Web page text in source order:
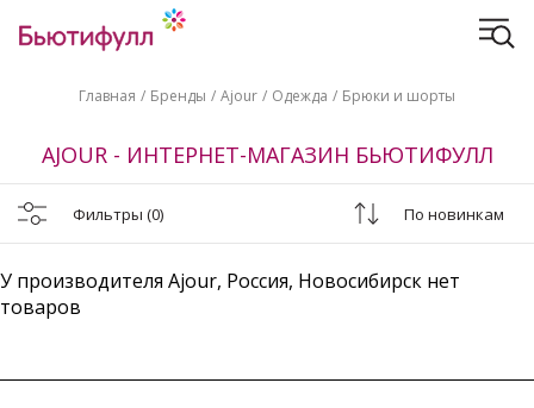
Главная Бренды Ajour Одежда Брюки и шорты
AJOUR - ИНТЕРНЕТ-МАГАЗИН БЬЮТИФУЛЛ
Фильтры (0) По новинкам
У производителя Ajour, Россия, Новосибирск нет
товаров